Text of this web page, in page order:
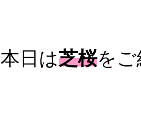
本日は芝桜を